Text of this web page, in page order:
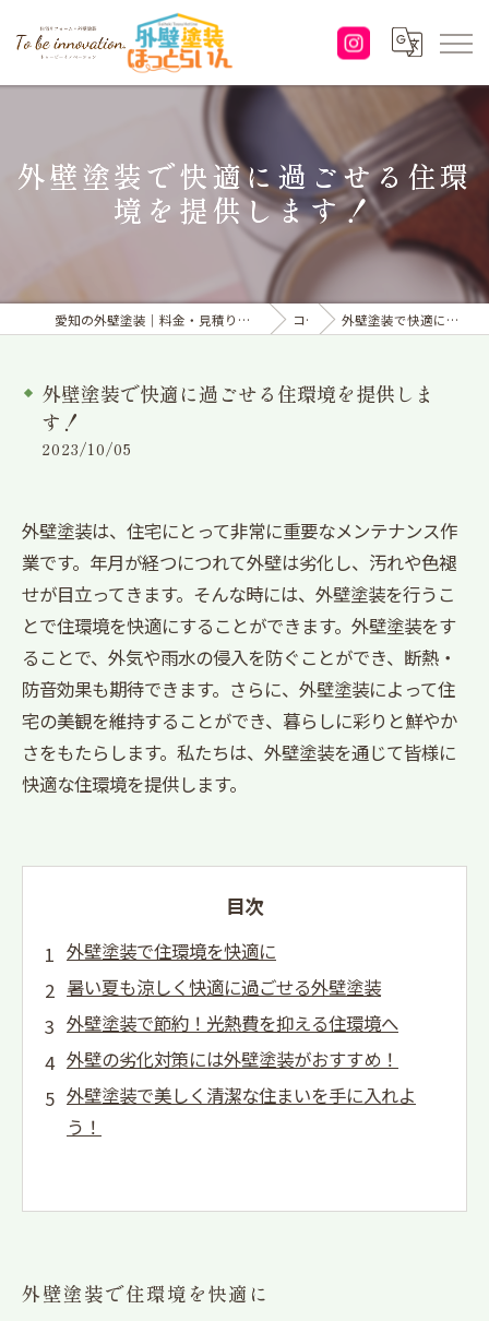
外壁塗装で快適に過ごせる住環
境を提供します！
愛知の外壁塗装｜料金・見積り｜塗り替えなら「株式会社To be innovation.」へ コラム 外壁塗装で快適に過ごせる住環境を提供します！
外壁塗装で快適に過ごせる住環境を提供しま
す！
2023/10/05
外壁塗装は、住宅にとって非常に重要なメンテナンス作
業です。年月が経つにつれて外壁は劣化し、汚れや色褪
せが目立ってきます。そんな時には、外壁塗装を行うこ
とで住環境を快適にすることができます。外壁塗装をす
ることで、外気や雨水の侵入を防ぐことができ、断熱・
防音効果も期待できます。さらに、外壁塗装によって住
宅の美観を維持することができ、暮らしに彩りと鮮やか
さをもたらします。私たちは、外壁塗装を通じて皆様に
快適な住環境を提供します。
目次
外壁塗装で住環境を快適に
暑い夏も涼しく快適に過ごせる外壁塗装
外壁塗装で節約！光熱費を抑える住環境へ
外壁の劣化対策には外壁塗装がおすすめ！
外壁塗装で美しく清潔な住まいを手に入れよ
う！
外壁塗装で住環境を快適に